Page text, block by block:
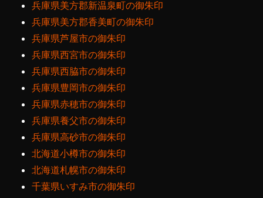
兵庫県美方郡新温泉町の御朱印
兵庫県美方郡香美町の御朱印
兵庫県芦屋市の御朱印
兵庫県西宮市の御朱印
兵庫県西脇市の御朱印
兵庫県豊岡市の御朱印
兵庫県赤穂市の御朱印
兵庫県養父市の御朱印
兵庫県高砂市の御朱印
北海道小樽市の御朱印
北海道札幌市の御朱印
千葉県いすみ市の御朱印